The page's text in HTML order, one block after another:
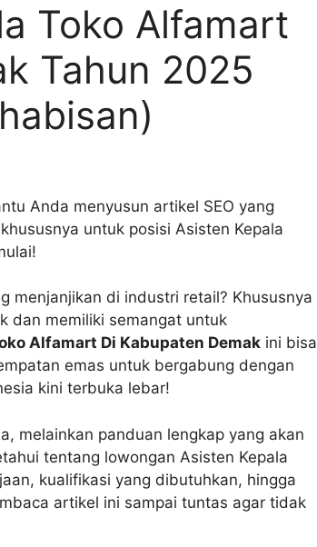
Toko Alfamart
Tahun 2025
Anda menyusun artikel SEO yang
untuk posisi Asisten Kepala
menjanjikan di industri retail? Khususnya
dan memiliki semangat untuk
Alfamart Di Kabupaten Demak ini bisa
emas untuk bergabung dengan
kini terbuka lebar!
melainkan panduan lengkap yang akan
tentang lowongan Asisten Kepala
kualifikasi yang dibutuhkan, hingga
artikel ini sampai tuntas agar tidak